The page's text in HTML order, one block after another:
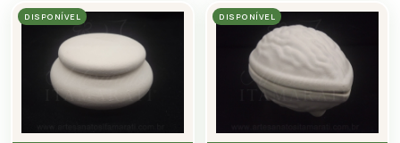
DISPONÍVEL DISPONÍVEL